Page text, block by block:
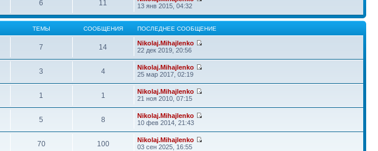
6 11
13 янв 2015, 04:32
ТЕМЫ СООБЩЕНИЯ ПОСЛЕДНЕЕ СООБЩЕНИЕ
7 14
Nikolaj.Mihajlenko
22 дек 2019, 20:56
3 4
Nikolaj.Mihajlenko
25 мар 2017, 02:19
1 1
Nikolaj.Mihajlenko
21 ноя 2010, 07:15
5 8
Nikolaj.Mihajlenko
10 фев 2014, 21:43
70 100
Nikolaj.Mihajlenko
03 сен 2025, 16:55